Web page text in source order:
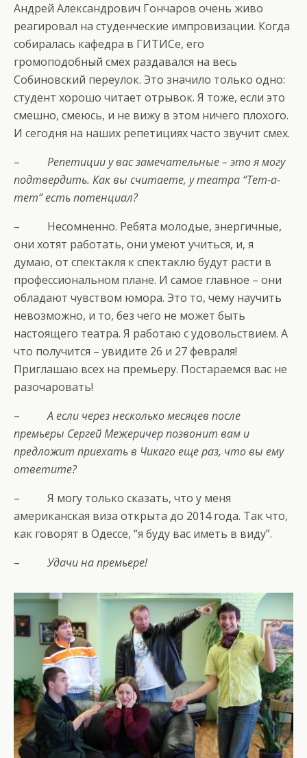
Андрей Александрович Гончаров очень живо
реагировал на студенческие импровизации. Когда
собиралась кафедра в ГИТИСе, его
громоподобный смех раздавался на весь
Собиновский переулок. Это значило только одно:
студент хорошо читает отрывок. Я тоже, если это
смешно, смеюсь, и не вижу в этом ничего плохого.
И сегодня на наших репетициях часто звучит смех.
– Репетиции у вас замечательные – это я могу
подтвердить. Как вы считаете, у театра “Тет-а-
тет” есть потенциал?
– Несомненно. Ребята молодые, энергичные,
они хотят работать, они умеют учиться, и, я
думаю, от спектакля к спектаклю будут расти в
профессиональном плане. И самое главное – они
обладают чувством юмора. Это то, чему научить
невозможно, и то, без чего не может быть
настоящего театра. Я работаю с удовольствием. А
что получится – увидите 26 и 27 февраля!
Приглашаю всех на премьеру. Постараемся вас не
разочаровать!
–А если через несколько месяцев после
премьеры Сергей Межеричер позвонит вам и
предложит приехать в Чикаго еще раз, что вы ему
ответите?
– Я могу только сказать, что у меня
американская виза открыта до 2014 года. Так что,
как говорят в Одессе, “я буду вас иметь в виду”.
– Удачи на премьере!